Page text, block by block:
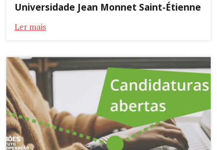
Universidade Jean Monnet Saint-Étienne
Ler mais